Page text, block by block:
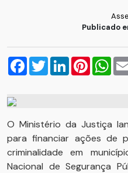
Publicado
Facebook
TwitterLinkedIn
O Ministério da Justiça
para financiar ações de
criminalidade em
Nacional de Segurança